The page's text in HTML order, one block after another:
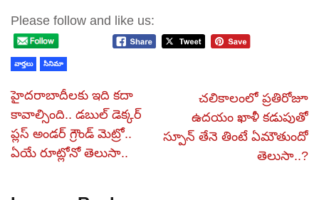
Please follow and like us:
వార్తలు సినిమా
హైదరాబాదీలకు ఇది కదా
కావాల్సింది.. డబుల్‌ డెక్కర్
ప్లస్ అండర్ గ్రౌండ్ మెట్రో..
ఏయే రూట్లోనో తెలుసా..
చలికాలంలో ప్రతిరోజూ
ఉదయం ఖాళీ కడుపుతో
స్పూన్ తేనె తింటే ఏమౌతుందో
తెలుసా..?